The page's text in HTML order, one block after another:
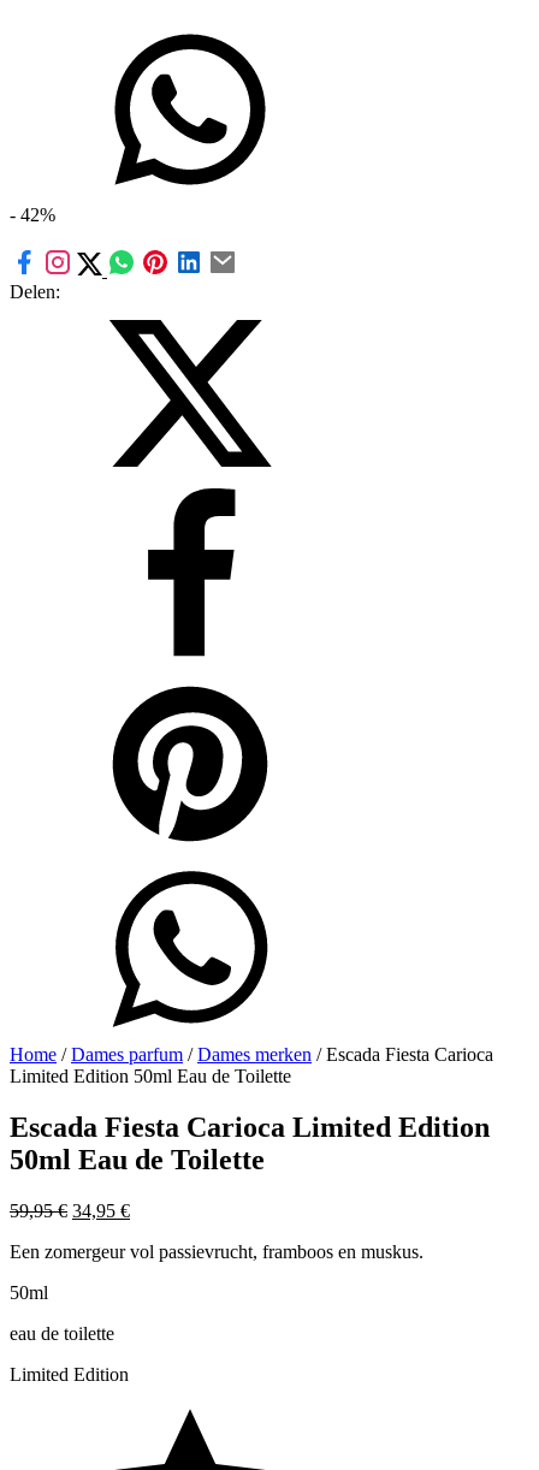
- 42%
Delen:
Home /Dames parfum /Dames merken / Escada Fiesta Carioca
Limited Edition 50ml Eau de Toilette
Escada Fiesta Carioca Limited Edition
50ml Eau de Toilette
59,95€ Oorspronkelijke
was:
34,95 €Huidige
is:
Een zomergeur vol passievrucht, framboos en muskus.
50ml
eau de toilette
Limited Edition